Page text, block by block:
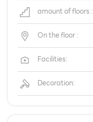
amount of floors :
On the floor :
Facilities:
Decoration: